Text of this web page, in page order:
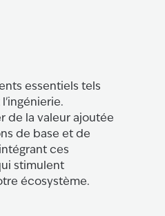
essentiels tels
de la valeur ajoutée
de base et de
ces
stimulent
écosystème.